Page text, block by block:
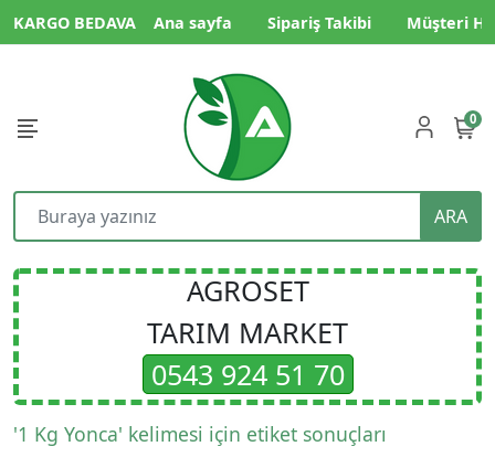
KARGO BEDAVA Ana sayfa Sipariş Takibi Müşteri
ARA
0
AGROSET
TARIM MARKET
0543 924 51 70
'1 Kg Yonca' kelimesi için etiket sonuçları